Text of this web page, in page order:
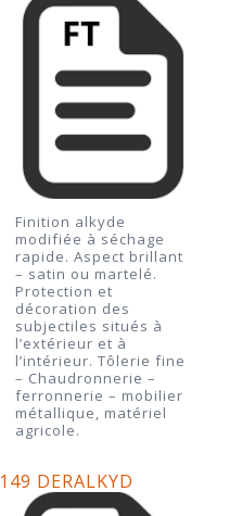
Finition alkyde
modifiée à séchage
rapide. Aspect brillant
– satin ou martelé.
Protection et
décoration des
subjectiles situés à
l’extérieur et à
l’intérieur. Tôlerie fine
– Chaudronnerie –
ferronnerie – mobilier
métallique, matériel
agricole.
149 DERALKYD